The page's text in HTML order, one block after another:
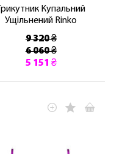
Трикутник Купальний
Ущільнений Rinko
9 320 ₴
6 060 ₴
5 151 ₴